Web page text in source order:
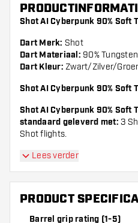
Shot AI Cyberpunk 90% Soft
Dart Merk: Shot
Dart Materiaal: 90% Tungsten
Dart Kleur: Zwart/Zilver/
Shot AI Cyberpunk 90% Soft
Shot AI Cyberpunk 90% Soft
standaard geleverd met: 3
Shot flights.
Lees verder
PRODUCT
Barrel grip rating (1-5)